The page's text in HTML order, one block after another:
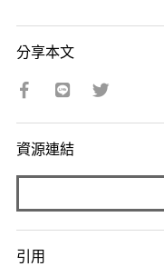
分享本文
資源連結
引用